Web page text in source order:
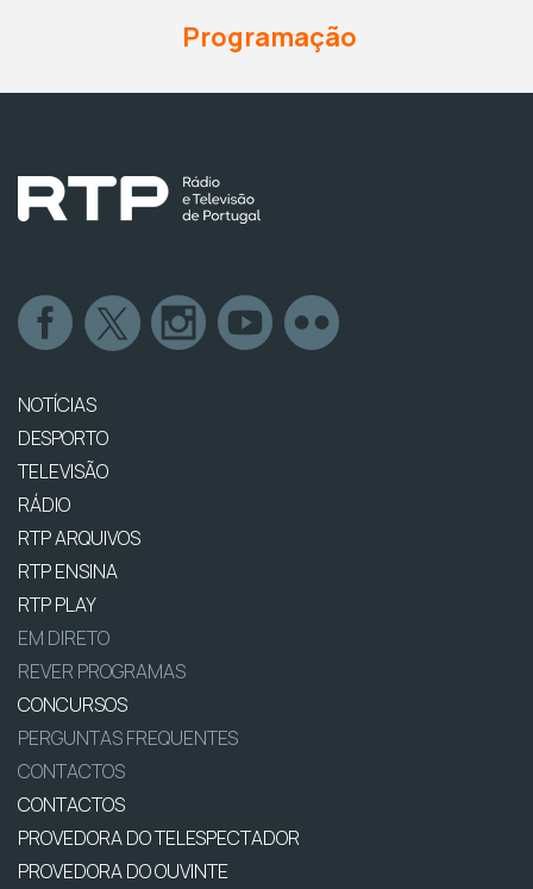
Programação
NOTÍCIAS
DESPORTO
TELEVISÃO
RÁDIO
RTP ARQUIVOS
RTP ENSINA
RTP PLAY
EM DIRETO
REVER PROGRAMAS
CONCURSOS
PERGUNTAS FREQUENTES
CONTACTOS
CONTACTOS
PROVEDORA DO TELESPECTADOR
PROVEDORA DO OUVINTE